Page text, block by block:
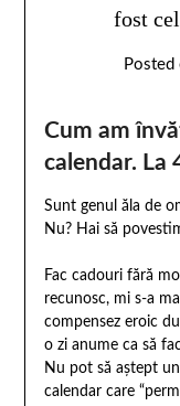
fost
Posted
Cum am
calendar. La
Sunt genul ăla de
Nu? Hai să
Fac cadouri fără
recunosc, mi s-a
compensez eroic
o zi anume ca să
Nu pot să aștept
calendar care